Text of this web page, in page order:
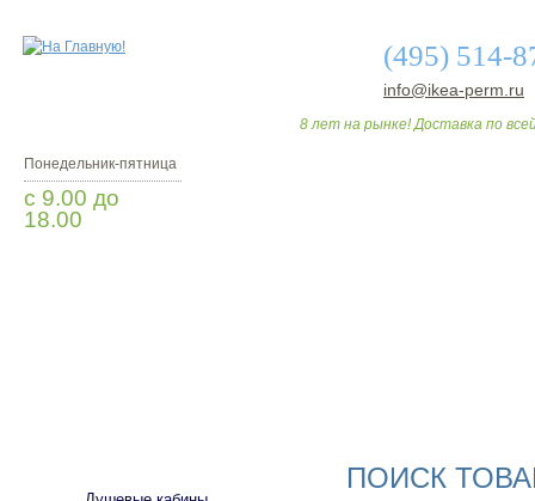
(495) 514-
info@ikea-perm.ru
8 лет на рынке! Доставка по
Понедельник-пятница
с 9.00 до
18.00
ПОИСК